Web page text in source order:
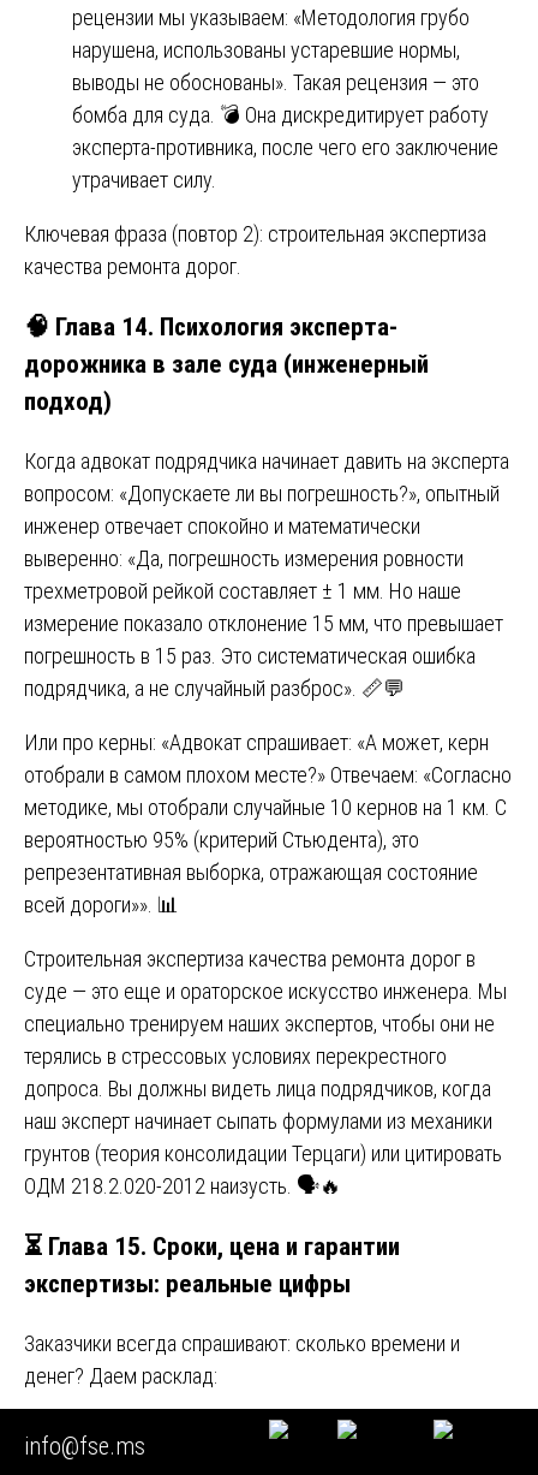
рецензии мы указываем: «Методология грубо
нарушена, использованы устаревшие нормы,
выводы не обоснованы». Такая рецензия — это
бомба для суда. 💣 Она дискредитирует работу
эксперта-противника, после чего его заключение
утрачивает силу.
Ключевая фраза (повтор 2): строительная экспертиза
качества ремонта дорог.
🧠 Глава 14. Психология эксперта-
дорожника в зале суда (инженерный
подход)
Когда адвокат подрядчика начинает давить на эксперта
вопросом: «Допускаете ли вы погрешность?», опытный
инженер отвечает спокойно и математически
выверенно: «Да, погрешность измерения ровности
трехметровой рейкой составляет ± 1 мм. Но наше
измерение показало отклонение 15 мм, что превышает
погрешность в 15 раз. Это систематическая ошибка
подрядчика, а не случайный разброс». 📏💬
Или про керны: «Адвокат спрашивает: «А может, керн
отобрали в самом плохом месте?» Отвечаем: «Согласно
методике, мы отобрали случайные 10 кернов на 1 км. С
вероятностью 95% (критерий Стьюдента), это
репрезентативная выборка, отражающая состояние
всей дороги»». 📊
Строительная экспертиза качества ремонта дорог в
суде — это еще и ораторское искусство инженера. Мы
специально тренируем наших экспертов, чтобы они не
терялись в стрессовых условиях перекрестного
допроса. Вы должны видеть лица подрядчиков, когда
наш эксперт начинает сыпать формулами из механики
грунтов (теория консолидации Терцаги) или цитировать
ОДМ 218.2.020-2012 наизусть. 🗣️🔥
⏳ Глава 15. Сроки, цена и гарантии
экспертизы: реальные цифры
Заказчики всегда спрашивают: сколько времени и
денег? Даем расклад:
Экспресс-визуальная оценка с
фотофиксацией (для быстрого спора) — от 3
info@fse.ms